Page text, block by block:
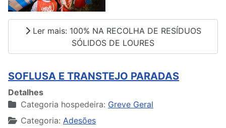
Ler mais: 100% NA RECOLHA DE RESÍDUOS
SÓLIDOS DE LOURES
SOFLUSA E TRANSTEJO PARADAS
Detalhes
Categoria hospedeira: Greve Geral
Categoria: Adesões